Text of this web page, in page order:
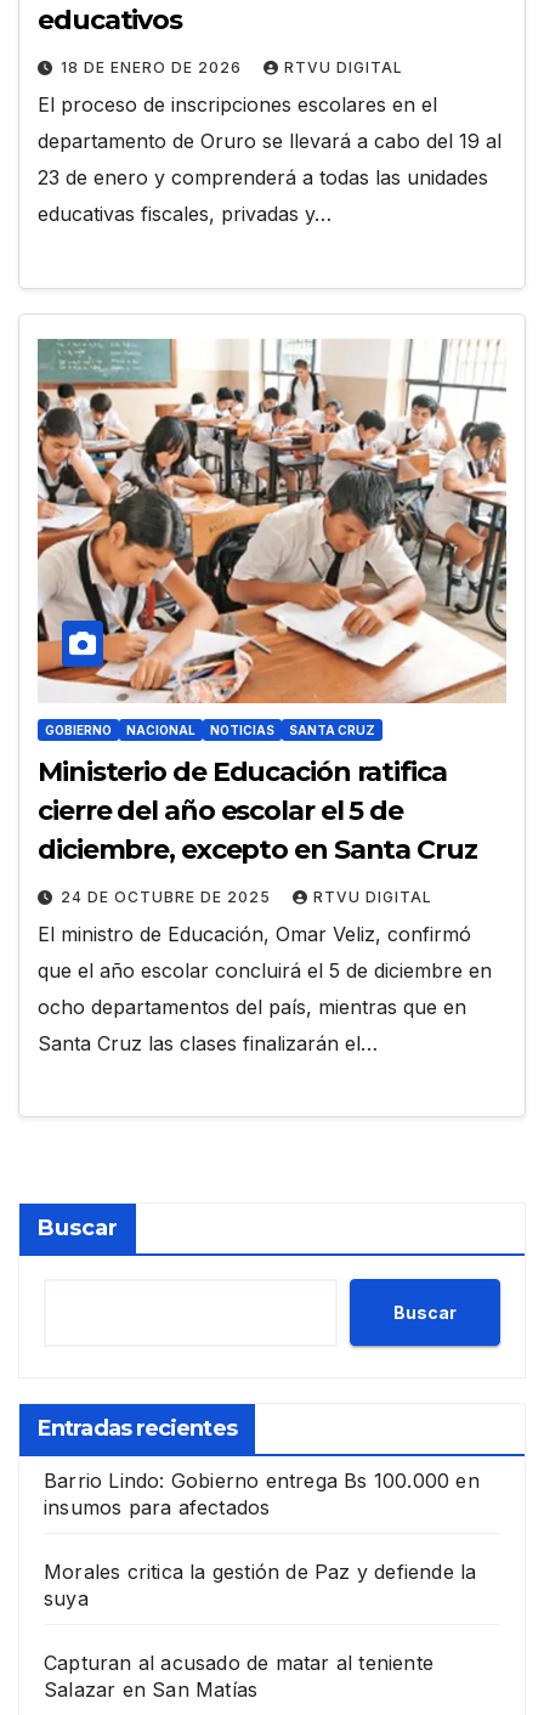
educativos
18 DE ENERO DE 2026 RTVU DIGITAL
El proceso de inscripciones escolares en el
departamento de Oruro se llevará a cabo del 19 al
23 de enero y comprenderá a todas las unidades
educativas fiscales, privadas y…
GOBIERNO NACIONAL NOTICIAS SANTA CRUZ
Ministerio de Educación ratifica
cierre del año escolar el 5 de
diciembre, excepto en Santa Cruz
24 DE OCTUBRE DE 2025 RTVU DIGITAL
El ministro de Educación, Omar Veliz, confirmó
que el año escolar concluirá el 5 de diciembre en
ocho departamentos del país, mientras que en
Santa Cruz las clases finalizarán el…
Buscar
Buscar
Entradas recientes
Barrio Lindo: Gobierno entrega Bs 100.000 en
insumos para afectados
Morales critica la gestión de Paz y defiende la
suya
Capturan al acusado de matar al teniente
Salazar en San Matías